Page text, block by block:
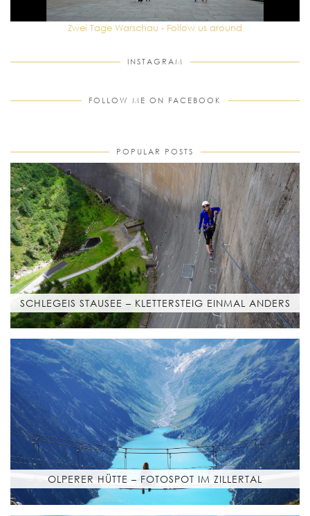
Zwei Tage Warschau - Follow us around
INSTAGRAM
FOLLOW ME ON FACEBOOK
POPULAR POSTS
SCHLEGEIS STAUSEE – KLETTERSTEIG EINMAL ANDERS
OLPERER HÜTTE – FOTOSPOT IM ZILLERTAL